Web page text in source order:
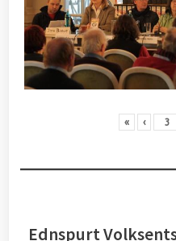
« ‹
Ednspurt